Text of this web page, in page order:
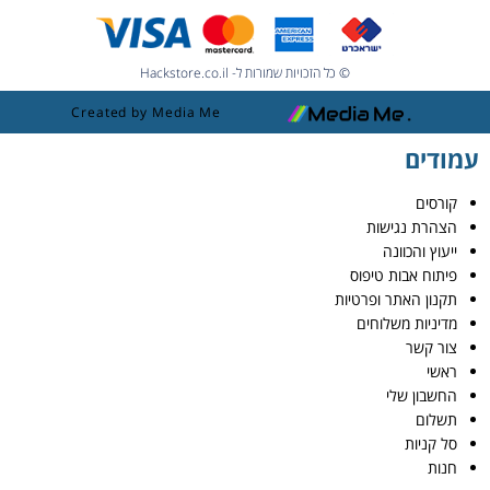
© כל הזכויות שמורות ל- Hackstore.co.il
Created by Media Me
עמודים
קורסים
הצהרת נגישות
ייעוץ והכוונה
פיתוח אבות טיפוס
תקנון האתר ופרטיות
מדיניות משלוחים
צור קשר
ראשי
החשבון שלי
תשלום
סל קניות
חנות